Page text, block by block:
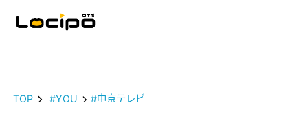
TOP #YOU #中京テレビ